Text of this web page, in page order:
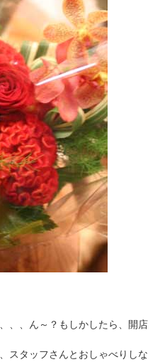
、、ん～？もしかしたら、開店
スタッフさんとおしゃべりしな